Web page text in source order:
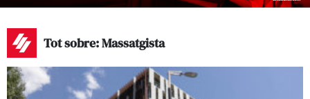
Tot sobre: Massatgista